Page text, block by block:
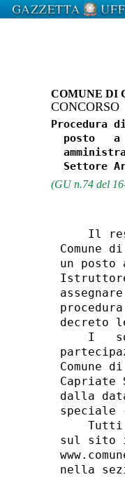
COMUNE DI
CONCORSO
Procedura
posto   a
(GU n.74 del
Il
Comune
un
decreto
I
Comune
Capriate
dalla
speciale
sul sito
nella